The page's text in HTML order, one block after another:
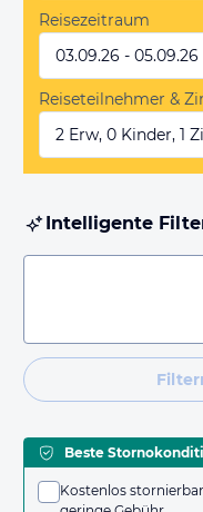
Reisezeitraum
03.09.26 - 05.09.26
Reiseteilnehmer &
2 Erw, 0 Kinder, 1
Intelligente
Beste
Kostenlos